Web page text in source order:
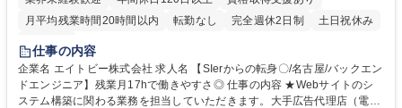
月平均残業時間20時間以内
転勤なし 完全週休2日制
土日祝休み
服装自由
仕事の内容
企業名 エイトビー株式会社 求人名 【SIerからの転身〇/名古屋/バックエン
ドエンジニア】残業月17hで働きやすさ◎ 仕事の内容 ★Webサイトのシ
ステム構築に関わる業務を担当していただきます。大手広告代理店（電通